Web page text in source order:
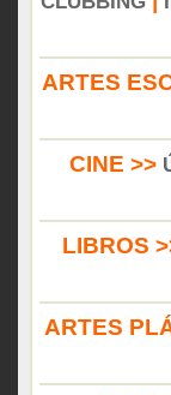
ARTES
CINE >>
LIBROS
ARTES